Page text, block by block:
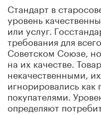
Стандарт в
уровень
или услуг.
требования для
Советском Союзе,
на их качестве.
некачественными,
игнорировались как
покупателями.
определяют